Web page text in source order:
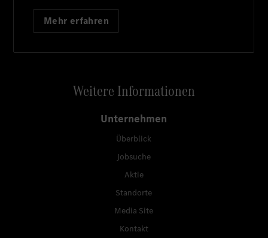
Mehr erfahren
Weitere Informationen
Unternehmen
Überblick
Jobsuche
Aktie
Standorte
Media Site
Kontakt